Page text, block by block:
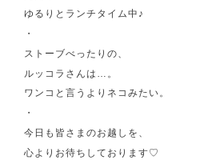
ゆるりとランチタイム中♪
・
ストーブべったりの、
ルッコラさんは…。
ワンコと言うよりネコみたい。
・
今日も皆さまのお越しを、
心よりお待ちしております♡